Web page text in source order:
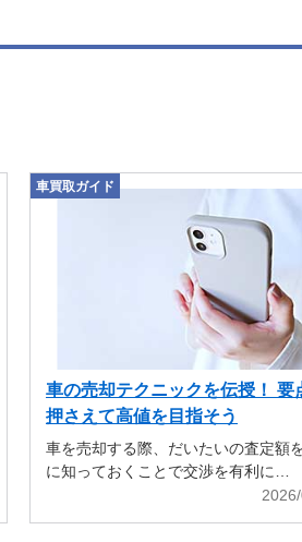
車買取ガイド
車の売却テクニックを伝授！ 要
押さえて高値を目指そう
車を売却する際、だいたいの査定額
に知っておくことで交渉を有利に…